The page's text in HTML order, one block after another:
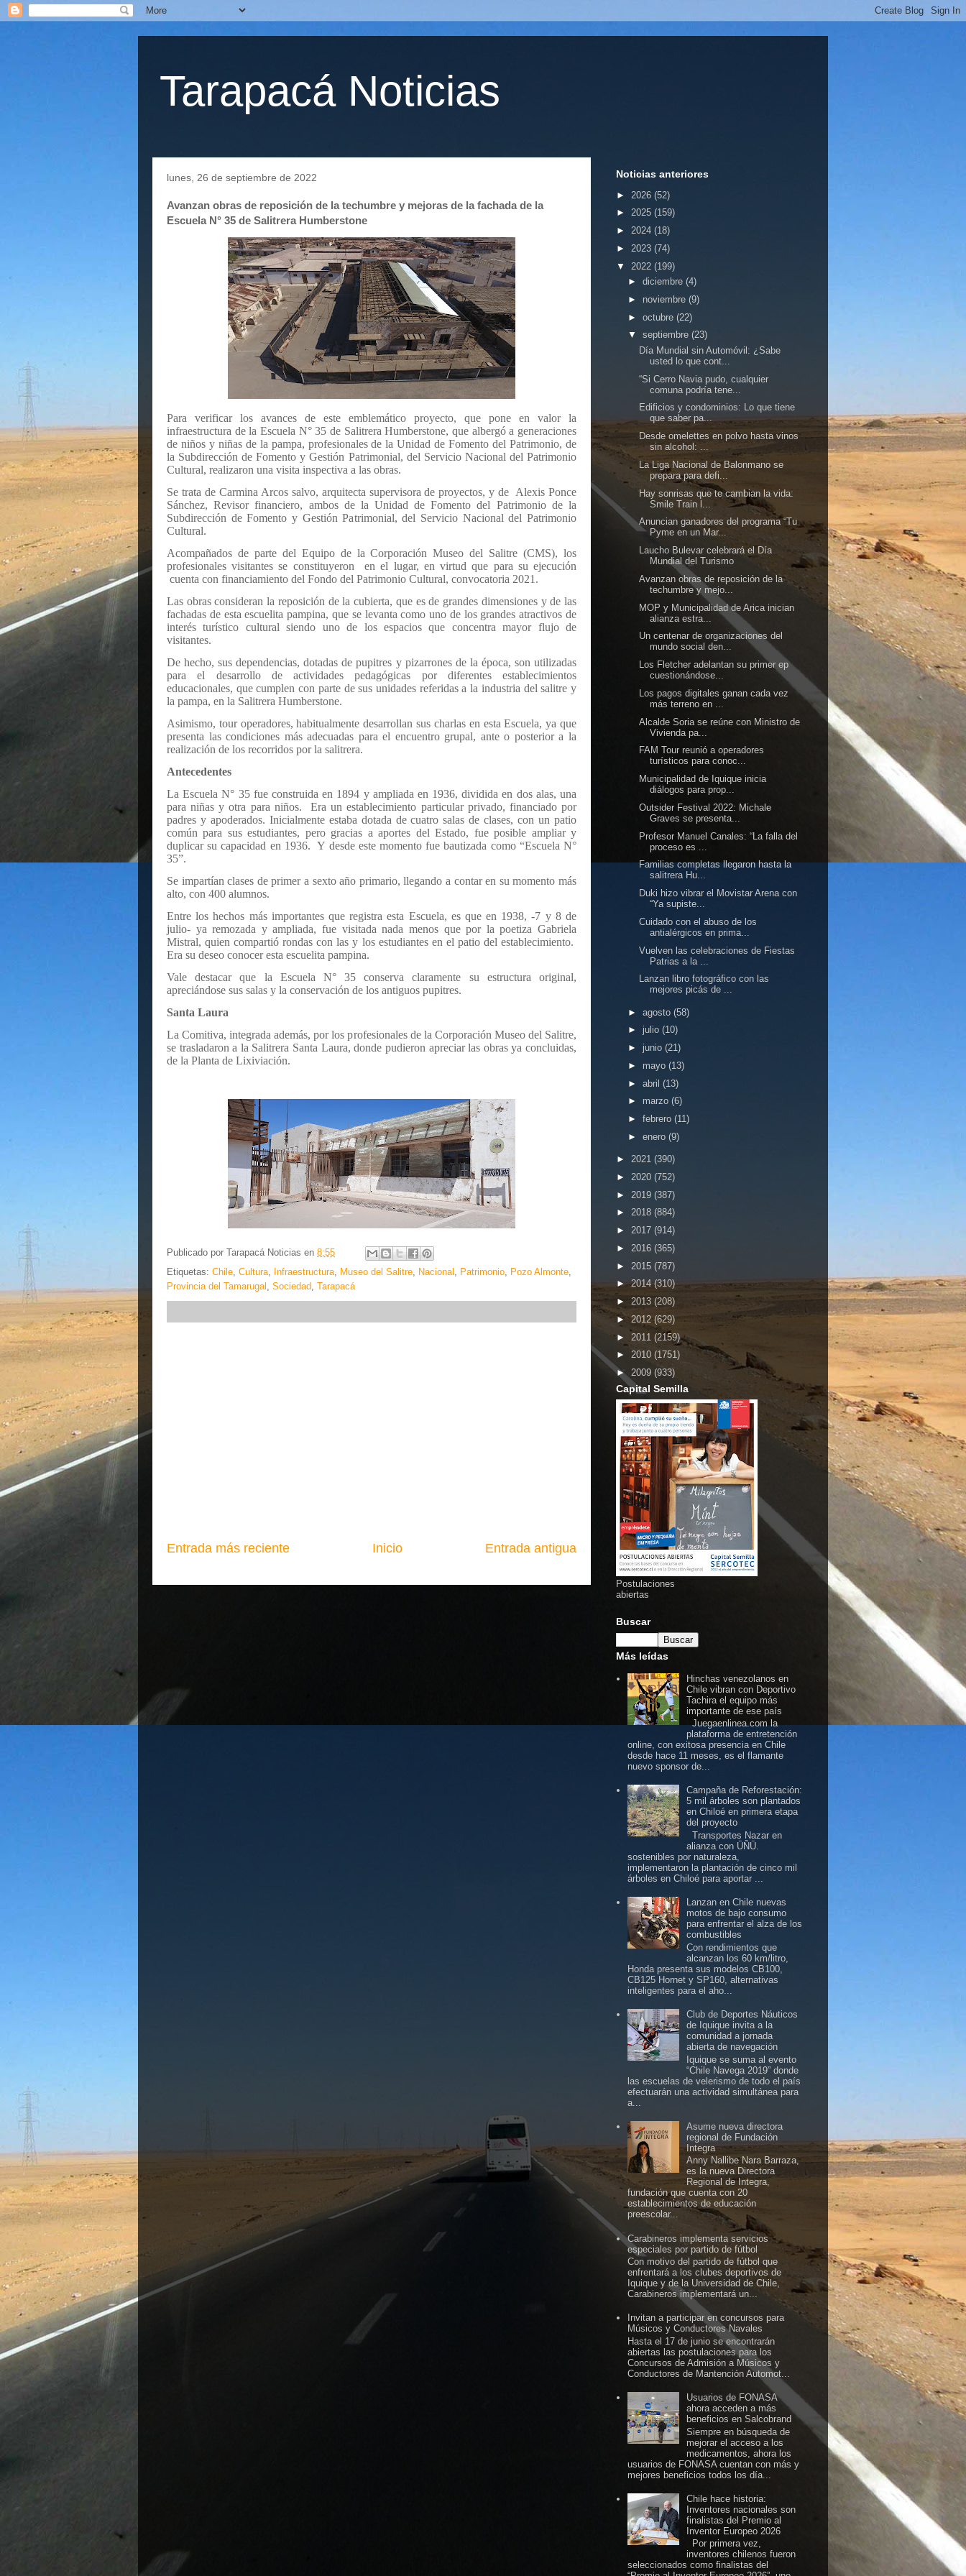
Tarapacá Noticias
lunes, 26 de septiembre de 2022
Avanzan obras de reposición de la techumbre y mejoras de la fachada de la
Escuela N° 35 de Salitrera Humberstone
Para verificar los avances de este emblemático proyecto, que pone en valor la
infraestructura de la Escuela N° 35 de Salitrera Humberstone, que albergó a generaciones
de niños y niñas de la pampa, profesionales de la Unidad de Fomento del Patrimonio, de
la Subdirección de Fomento y Gestión Patrimonial, del Servicio Nacional del Patrimonio
Cultural, realizaron una visita inspectiva a las obras.
Se trata de Carmina Arcos salvo, arquitecta supervisora de proyectos, y de Alexis Ponce
Sánchez, Revisor financiero, ambos de la Unidad de Fomento del Patrimonio de la
Subdirección de Fomento y Gestión Patrimonial, del Servicio Nacional del Patrimonio
Cultural.
Acompañados de parte del Equipo de la Corporación Museo del Salitre (CMS), los
profesionales visitantes se constituyeron
en el lugar, en virtud que para su ejecución
cuenta con financiamiento del Fondo del Patrimonio Cultural, convocatoria 2021.
Las obras consideran la reposición de la cubierta, que es de grandes dimensiones y de las
fachadas de esta escuelita pampina, que se levanta como uno de los grandes atractivos de
interés turístico cultural siendo uno de los espacios que concentra mayor flujo de
visitantes.
De hecho, sus dependencias, dotadas de pupitres y pizarrones de la época, son utilizadas
para el desarrollo de actividades pedagógicas por diferentes establecimientos
educacionales, que cumplen con parte de sus unidades referidas a la industria del salitre y
la pampa, en la Salitrera Humberstone.
Asimismo, tour operadores, habitualmente desarrollan sus charlas en esta Escuela, ya que
presenta las condiciones más adecuadas para el encuentro grupal, ante o posterior a la
realización de los recorridos por la salitrera.
Antecedentes
La Escuela N° 35 fue construida en 1894 y ampliada en 1936, dividida en dos alas, una
para niñas y otra para niños.
Era un establecimiento particular privado, financiado por
padres y apoderados. Inicialmente estaba dotada de cuatro salas de clases, con un patio
común para sus estudiantes, pero gracias a aportes del Estado, fue posible ampliar y
duplicar su capacidad en 1936.
Y desde este momento fue bautizada como “Escuela N°
35”.
Se impartían clases de primer a sexto año primario, llegando a contar en su momento más
alto, con 400 alumnos.
Entre los hechos más importantes que registra esta Escuela, es que en 1938, -7 y 8 de
julio- ya remozada y ampliada, fue visitada nada menos que por la poetiza Gabriela
Mistral, quien compartió rondas con las y los estudiantes en el patio del establecimiento.
Era su deseo conocer esta escuelita pampina.
Vale destacar que la Escuela N° 35 conserva claramente su estructura original,
apreciándose sus salas y la conservación de los antiguos pupitres.
Santa Laura
La Comitiva, integrada además, por los profesionales de la Corporación Museo del Salitre,
se trasladaron a la Salitrera Santa Laura, donde pudieron apreciar las obras ya concluidas,
de la Planta de Lixiviación.
Publicado por Tarapacá Noticias en 8:55
Etiquetas: Chile Cultura Infraestructura Museo del Salitre Nacional Patrimonio Pozo Almonte
Provincia del Tamarugal Sociedad Tarapacá
Entrada más reciente Entrada antigua
Inicio
Noticias anteriores
► 2026 (52)
► 2025 (159)
► 2024 (18)
► 2023 (74)
▼ 2022 (199)
► diciembre (4)
► noviembre (9)
► octubre (22)
▼ septiembre (23)
Día Mundial sin Automóvil: ¿Sabe
usted lo que cont...
“Si Cerro Navia pudo, cualquier
comuna podría tene...
Edificios y condominios: Lo que tiene
que saber pa...
Desde omelettes en polvo hasta vinos
sin alcohol: ...
La Liga Nacional de Balonmano se
prepara para defi...
Hay sonrisas que te cambian la vida:
Smile Train l...
Anuncian ganadores del programa “Tu
Pyme en un Mar...
Laucho Bulevar celebrará el Día
Mundial del Turismo
Avanzan obras de reposición de la
techumbre y mejo...
MOP y Municipalidad de Arica inician
alianza estra...
Un centenar de organizaciones del
mundo social den...
Los Fletcher adelantan su primer ep
cuestionándose...
Los pagos digitales ganan cada vez
más terreno en ...
Alcalde Soria se reúne con Ministro de
Vivienda pa...
FAM Tour reunió a operadores
turísticos para conoc...
Municipalidad de Iquique inicia
diálogos para prop...
Outsider Festival 2022: Michale
Graves se presenta...
Profesor Manuel Canales: “La falla del
proceso es ...
Familias completas llegaron hasta la
salitrera Hu...
Duki hizo vibrar el Movistar Arena con
“Ya supiste...
Cuidado con el abuso de los
antialérgicos en prima...
Vuelven las celebraciones de Fiestas
Patrias a la ...
Lanzan libro fotográfico con las
mejores picás de ...
► agosto (58)
► julio (10)
► junio (21)
► mayo (13)
► abril (13)
► marzo (6)
► febrero (11)
► enero (9)
► 2021 (390)
► 2020 (752)
► 2019 (387)
► 2018 (884)
► 2017 (914)
► 2016 (365)
► 2015 (787)
►2014(310)
► 2013 (208)
►2012 (629)
► 2011 (2159)
► 2010 (1751)
► 2009 (933)
Capital Semilla
Postulaciones
abiertas
Buscar
Más leídas
Hinchas venezolanos en
Chile vibran con Deportivo
Tachira el equipo más
importante de ese país
Juegaenlinea.com la
plataforma de entretención
online, con exitosa presencia en Chile
desde hace 11 meses, es el flamante
nuevo sponsor de...
Campaña de Reforestación:
5 mil árboles son plantados
en Chiloé en primera etapa
del proyecto
Transportes Nazar en
alianza con ÜÑÜ.
sostenibles por naturaleza,
implementaron la plantación de cinco mil
árboles en Chiloé para aportar ...
Lanzan en Chile nuevas
motos de bajo consumo
para enfrentar el alza de los
combustibles
Con rendimientos que
alcanzan los 60 km/litro,
Honda presenta sus modelos CB100,
CB125 Hornet y SP160, alternativas
inteligentes para el aho...
Club de Deportes Náuticos
de Iquique invita a la
comunidad a jornada
abierta de navegación
Iquique se suma al evento
“Chile Navega 2019” donde
las escuelas de velerismo de todo el país
efectuarán una actividad simultánea para
a...
Asume nueva directora
regional de Fundación
Integra
Anny Nallibe Nara Barraza,
es la nueva Directora
Regional de Integra,
fundación que cuenta con 20
establecimientos de educación
preescolar...
Carabineros implementa servicios
especiales por partido de fútbol
Con motivo del partido de fútbol que
enfrentará a los clubes deportivos de
Iquique y de la Universidad de Chile,
Carabineros implementará un...
Invitan a participar en concursos para
Músicos y Conductores Navales
Hasta el 17 de junio se encontrarán
abiertas las postulaciones para los
Concursos de Admisión a Músicos y
Conductores de Mantención Automot...
Usuarios de FONASA
ahora acceden a más
beneficios en Salcobrand
Siempre en búsqueda de
mejorar el acceso a los
medicamentos, ahora los
usuarios de FONASA cuentan con más y
mejores beneficios todos los día...
Chile hace historia:
Inventores nacionales son
finalistas del Premio al
Inventor Europeo 2026
Por primera vez,
inventores chilenos fueron
seleccionados como finalistas del